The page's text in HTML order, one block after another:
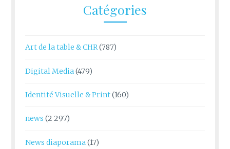
Catégories
Art de la table & CHR(787)
Digital Media (479)
Identité Visuelle & Print(160)
news (2 297)
News diaporama(17)